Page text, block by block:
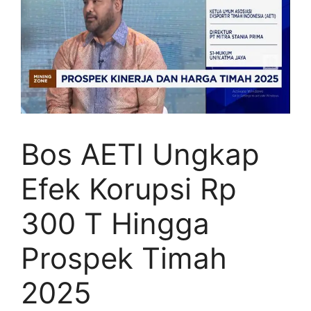
Bos AETI Ungkap
Efek Korupsi Rp
300 T Hingga
Prospek Timah
2025